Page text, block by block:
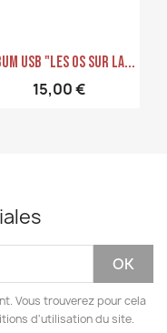
Aperçu rapide
USB "Les Os Sur La...
15,00 €
Vous trouverez pour cela
d'utilisation du site.